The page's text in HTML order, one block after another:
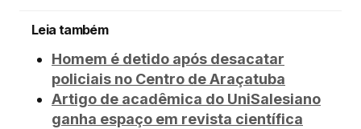
Leia também
Homem é detido após desacatar
policiais no Centro de Araçatuba
Artigo de acadêmica do UniSalesiano
ganha espaço em revista científica